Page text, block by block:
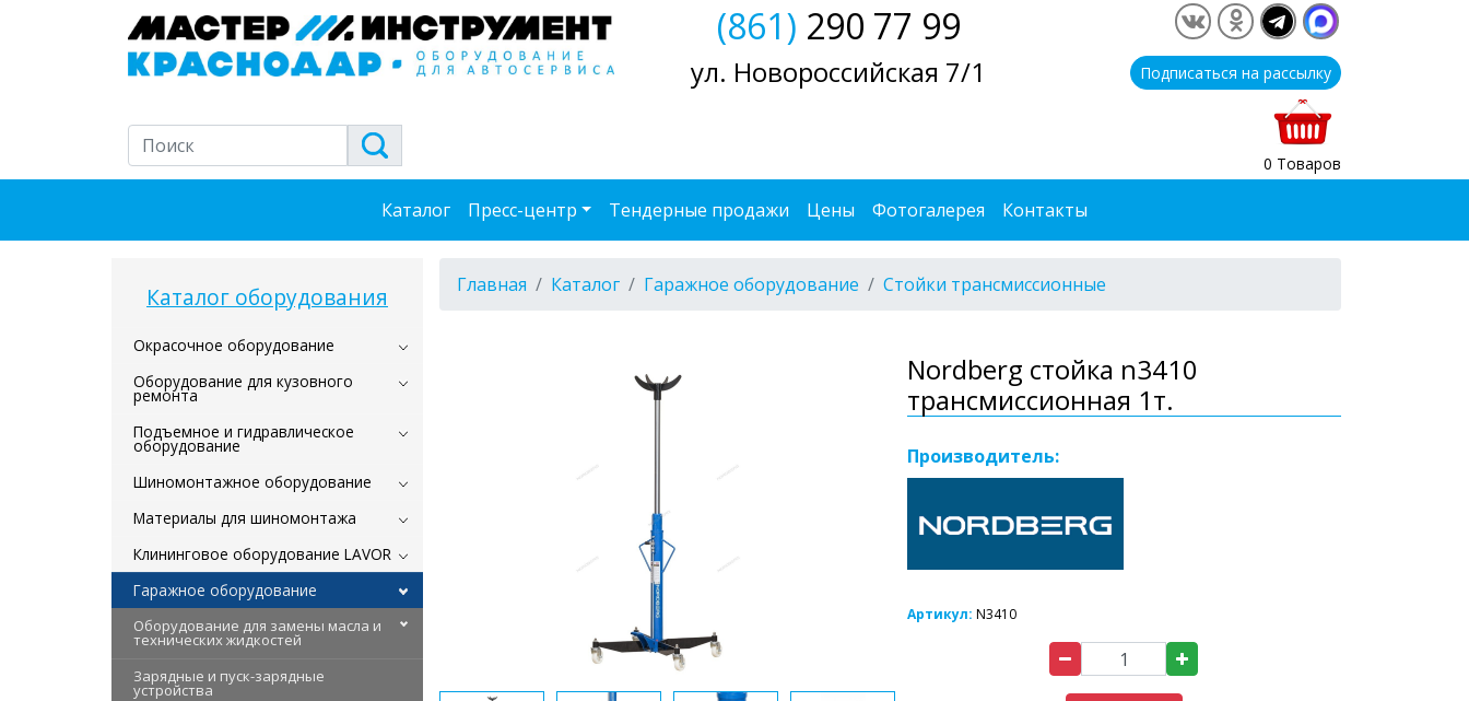
(861) 290 77 99
ул. Новороссийская 7/1 Подписаться на рассылку
0 Товаров
Каталог Пресс-центр Тендерные продажи Цены Фотогалерея Контакты
Каталог оборудования
Окрасочное оборудование
Оборудование для кузовного
ремонта
Подъемное и гидравлическое
оборудование
Шиномонтажное оборудование
Материалы для шиномонтажа
Клининговое оборудование LAVOR
Гаражное оборудование
Оборудование для замены масла и
технических жидкостей
Зарядные и пуск-зарядные
устройства
Главная Каталог Гаражное оборудование Стойки трансмиссионные
Nordberg стойка n3410
трансмиссионная 1т.
Производитель:
Артикул: N3410